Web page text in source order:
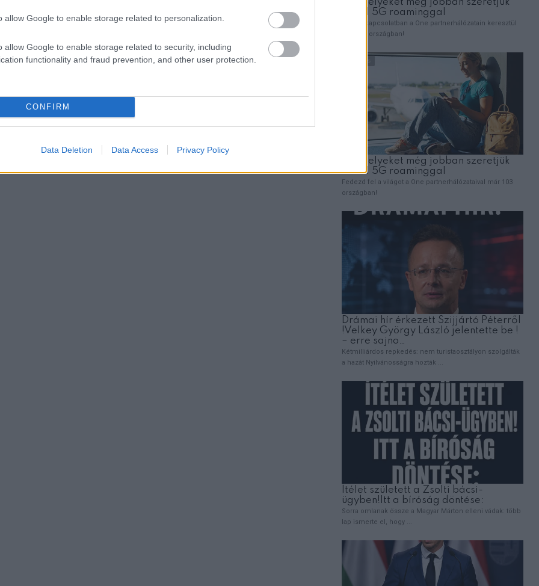
allow Google to enable storage related to personalization.
allow Google to enable storage related to security, including
functionality and fraud prevention, and other user protection.
CONFIRM
Data Deletion Data Access Privacy Policy